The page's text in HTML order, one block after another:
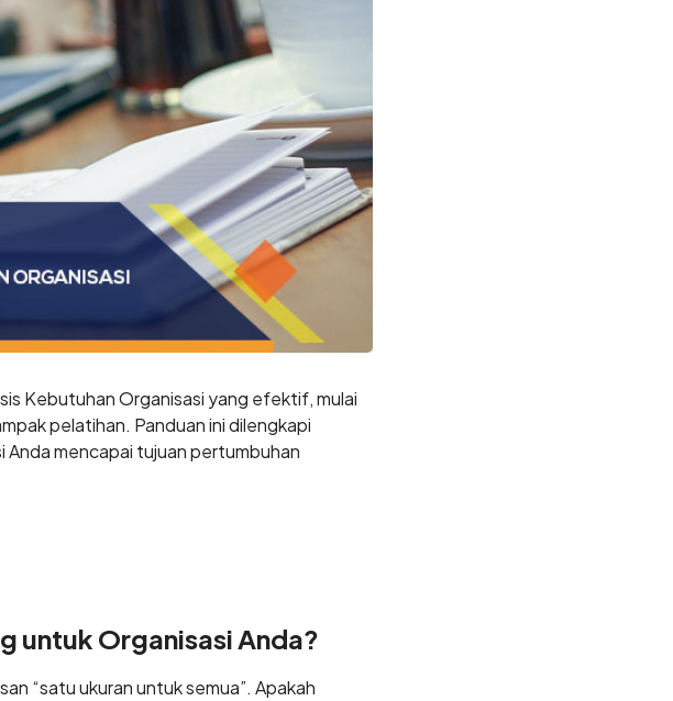
Kebutuhan Organisasi yang efektif, mulai
pelatihan. Panduan ini dilengkapi
mencapai tujuan pertumbuhan
untuk Organisasi Anda?
“satu ukuran untuk semua”. Apakah